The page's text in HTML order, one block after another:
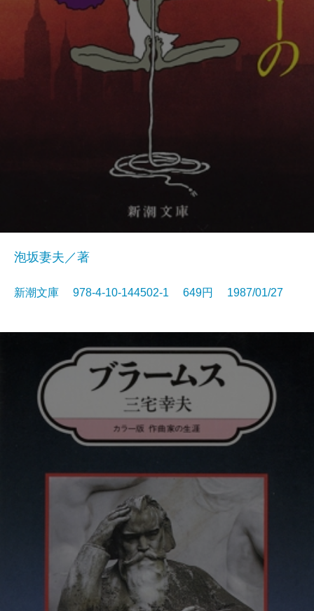
泡坂妻夫／著
新潮文庫 978-4-10-144502-1 649円 1987/01/27